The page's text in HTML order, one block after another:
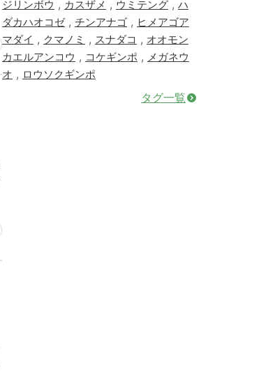
ジリンボウ , カスザメ , ウミテング , ハ
ダカハオコゼ, チンアナゴ , ヒメアゴア
マダイ , クマノミ , スナダコ , オオモン
カエルアンコウ , コケギンポ , メガネウ
オ , ロウソクギンポ
タグ一覧